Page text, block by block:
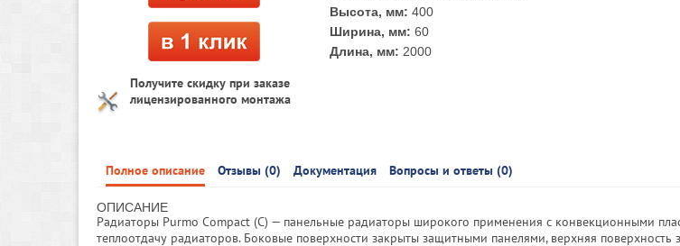
Получите скидку при заказе
лицензированного монтажа
Высота, мм: 400
Ширина, мм: 60
Длина, мм: 2000
Полное описание Отзывы (0) Документация Вопросы и ответы (0)
ОПИСАНИЕ
Радиаторы Purmo Compact (C) — панельные радиаторы широкого применения с конвекционными
теплоотдачу радиаторов. Боковые поверхности закрыты защитными панелями, верхняя поверхность